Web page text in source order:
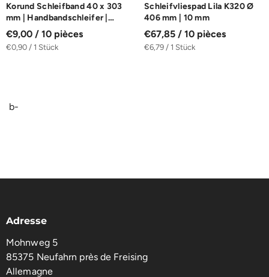
Korund Schleifband 40 x 303
mm | Handbandschleifer |
10er-Pack
€9,00 / 10 pièces
€0,90 / 1 Stück
Schleifvliespad Lila K320 Ø
406 mm | 10 mm
€67,85 / 10 pièces
€6,79 / 1 Stück
b-
Adresse
Mohnweg 5
85375 Neufahrn près de Freising
Allemagne